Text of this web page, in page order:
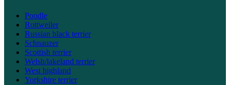
Poodle
Rottweiler
Russian black terrier
Schnauzer
Scottish terrier
Welsh/lakeland terrier
West highland
Yorkshire terrier